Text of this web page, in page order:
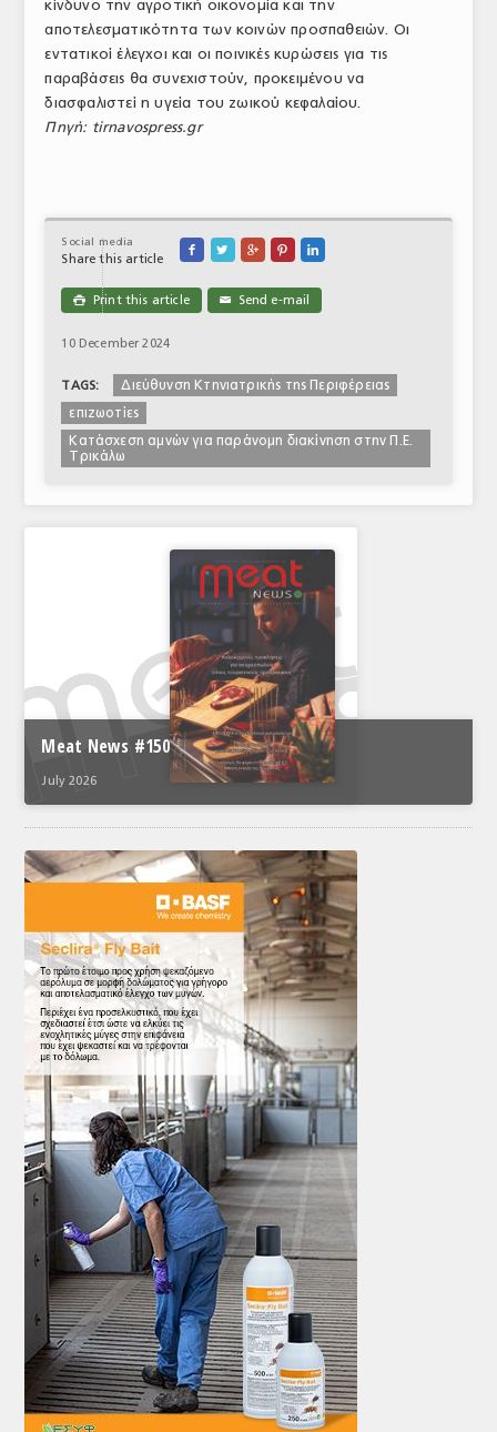
ΕΥΡΩΠΑΪΚΗ ΝΟΜΟΘΕΣΙΑ
Profile
κίνδυνο την αγροτική οικονομία και την
αποτελεσματικότητα των κοινών προσπαθειών. Οι
εντατικοί έλεγχοι και οι ποινικές κυρώσεις για τις
παραβάσεις θα συνεχιστούν, προκειμένου να
διασφαλιστεί η υγεία του ζωικού κεφαλαίου.
Πηγή: tirnavospress.gr
Social media
Share this article
    
 Print this article ✉ Send e-mail
10 December 2024
TAGS:
Διεύθυνση Κτηνιατρικής της Περιφέρειας
επιζωοτίες
Κατάσχεση αμνών για παράνομη διακίνηση στην Π.Ε.
Τρικάλω
Meat News #150
July 2026